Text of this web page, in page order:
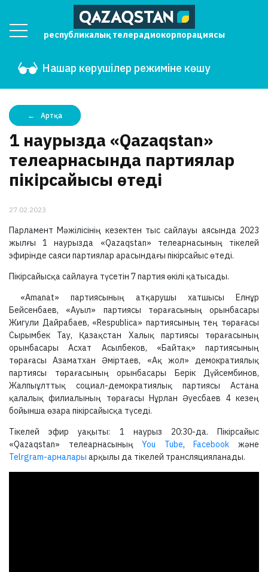
республикалық телерадиокорпорациясы
Нашар көрушілер режиміне көшу
Артқа
1 наурызда «Qazaqstan»
телеарнасында партиялар
пікірсайысы өтеді
27.02.2023
Парламент Мәжілісінің кезектен тыс сайлауы аясында 2023
жылғы 1 наурызда «Qazaqstan» телеарнасының тікелей
эфирінде саяси партиялар арасындағы пікірсайыс өтеді.
Пікірсайысқа сайлауға түсетін 7 партия өкілі қатысады.
«Amanat» партиясының атқарушы хатшысы Елнұр
Бейсенбаев, «Ауыл» партиясы төрағасының орынбасары
Жигули Дайрабаев, «Respublica» партиясының тең төрағасы
Сырымбек Тау, Қазақстан Халық партиясы төрағасының
орынбасары Асхат Асылбеков, «Байтақ» партиясының
төрағасы Азаматхан Әміртаев, «Ақ жол» демократиялық
партиясы төрағасының орынбасары Берік Дүйсембинов,
Жалпыұлттық социал-демократиялық партиясы Астана
қалалық филиалының төрағасы Нұрлан Әуесбаев 4 кезең
бойынша өзара пікірсайысқа түседі.
Тікелей эфир уақыты: 1 наурыз 20:30-да. Пікірсайыс
«Qazaqstan» телеарнасыныңYou Tube,Facebook және
Telrgram-арналары арқылы да тікелей трансляцияланады.